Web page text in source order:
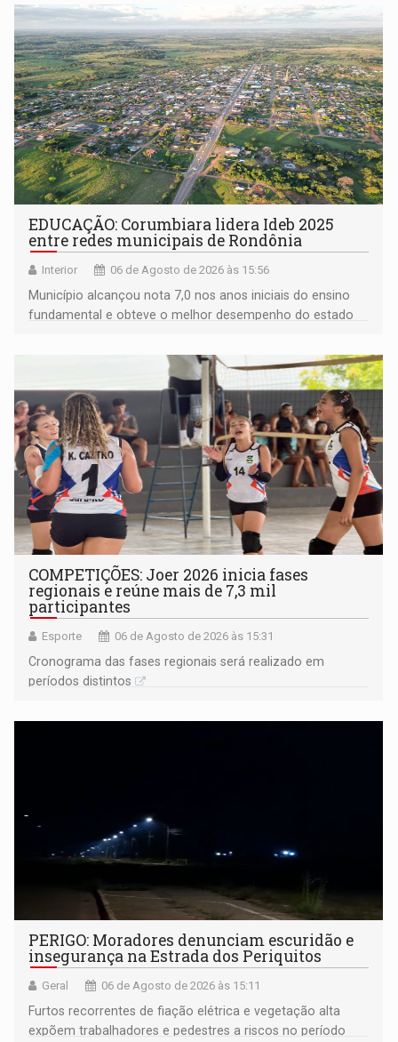
EDUCAÇÃO: Corumbiara lidera Ideb 2025
entre redes municipais de Rondônia
Interior 06 de Agosto de 2026 às 15:56
Município alcançou nota 7,0 nos anos iniciais do ensino
fundamental e obteve o melhor desempenho do estado
COMPETIÇÕES: Joer 2026 inicia fases
regionais e reúne mais de 7,3 mil
participantes
Esporte 06 de Agosto de 2026 às 15:31
Cronograma das fases regionais será realizado em
períodos distintos
PERIGO: Moradores denunciam escuridão e
insegurança na Estrada dos Periquitos
Geral 06 de Agosto de 2026 às 15:11
Furtos recorrentes de fiação elétrica e vegetação alta
expõem trabalhadores e pedestres a riscos no período